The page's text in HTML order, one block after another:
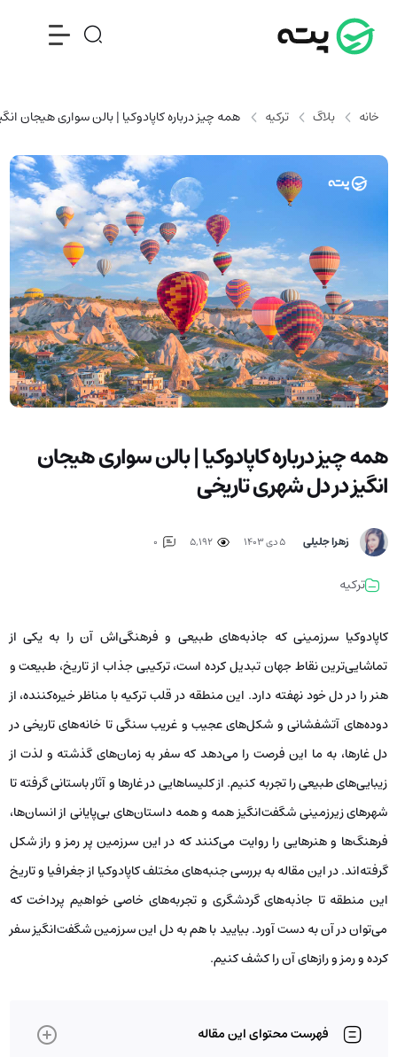
خانه بلاگ ترکیه همه چیز درباره کاپادوکیا | بالن سواری هیجان
همه چیز درباره کاپادوکیا | بالن سواری هیجان
انگیز در دل شهری تاریخی
زهرا جلیلی ۵ دی ۱۴۰۳ 5,192
ترکیه
کاپادوکیا سرزمینی که جاذبه‌های طبیعی و فرهنگی‌اش آن را به یکی از
تماشایی‌ترین نقاط جهان تبدیل کرده است، ترکیبی جذاب از تاریخ، طبیعت و
هنر را در دل خود نهفته دارد. این منطقه در قلب ترکیه با مناظر خیره‌کننده، از
دوده‌های آتشفشانی و شکل‌های عجیب و غریب سنگی تا خانه‌های تاریخی در
دل غارها، به ما این فرصت را می‌دهد که سفر به زمان‌های گذشته و لذت از
زیبایی‌های طبیعی را تجربه کنیم. از کلیساهایی در غارها و آثار باستانی گرفته تا
شهرهای زیرزمینی شگفت‌انگیز همه و همه داستان‌های بی‌پایانی از انسان‌ها،
فرهنگ‌ها و هنرهایی را روایت می‌کنند که در این سرزمین پر رمز و راز شکل
گرفته‌اند. در این مقاله به بررسی جنبه‌های مختلف کاپادوکیا از جغرافیا و تاریخ
این منطقه تا جاذبه‌های گردشگری و تجربه‌های خاصی خواهیم پرداخت که
می‌توان در آن به دست آورد. بیایید با هم به دل این سرزمین شگفت‌انگیز سفر
کرده و رمز و رازهای آن را کشف کنیم.
فهرست محتوای این مقاله